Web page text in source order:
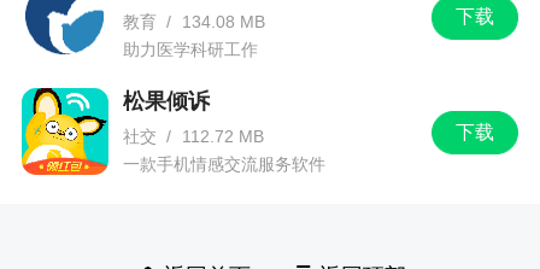
下载
教育 /
134.08 MB
助力医学科研工作
下载
松果倾诉
社交 /
112.72 MB
一款手机情感交流服务软件